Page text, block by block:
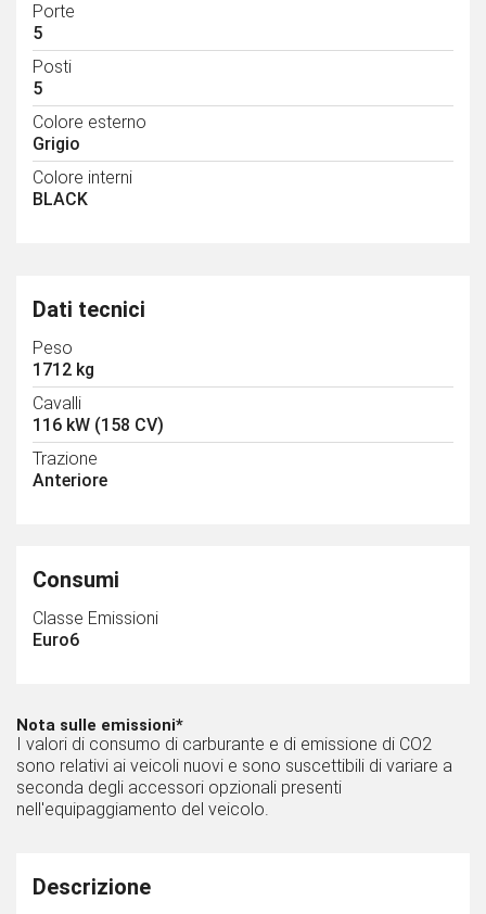
Porte
5
Posti
5
Colore esterno
Grigio
Colore interni
BLACK
Dati tecnici
Peso
1712 kg
Cavalli
116 kW (158 CV)
Trazione
Anteriore
Consumi
Classe Emissioni
Euro6
Nota sulle emissioni*
I valori di consumo di carburante e di emissione di CO2
sono relativi ai veicoli nuovi e sono suscettibili di variare a
seconda degli accessori opzionali presenti
nell'equipaggiamento del veicolo.
Descrizione